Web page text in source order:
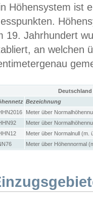
Höhensystem ist
19. Jahrhundert
an welchen
Bezeichnung
Meter über
Meter über
Meter über Normalnull (m.
Meter über Höhennormal